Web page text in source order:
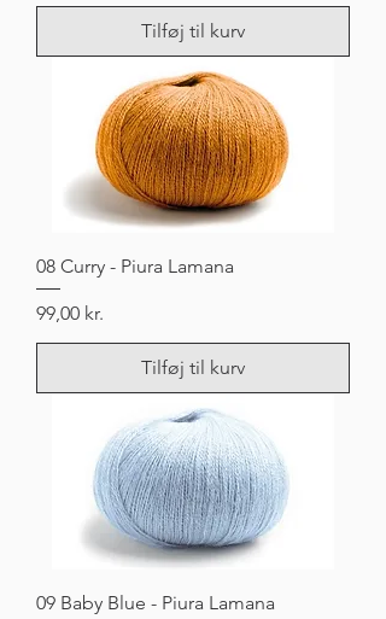
Tilføj til kurv
08 Curry - Piura Lamana
Pris
99,00 kr.
Tilføj til kurv
09 Baby Blue - Piura Lamana